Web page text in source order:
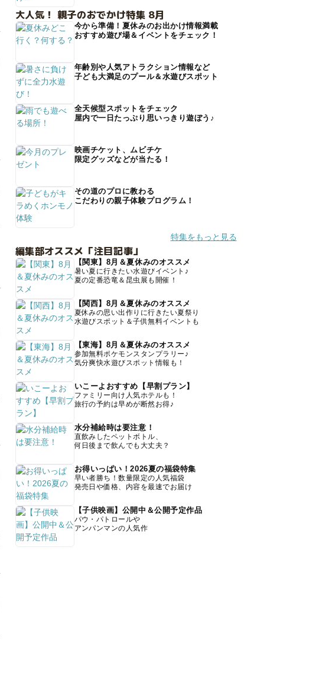
大人気！ 親子のおでかけ特集 8月
今から準備！夏休みのお出かけ情報満載
おすすめ遊び場＆イベントをチェック！
年齢別や人気アトラクション情報など
子ども大満足のプール＆水遊びスポット
全天候型スポットをチェック
屋内で一日たっぷり思いっきり遊ぼう♪
映画チケット、ムビチケ
限定グッズなどが当たる！
その道のプロに教わる
こだわりの親子体験プログラム！
特集をもっと見る
編集部オススメ「注目記事」
【関東】8月＆夏休みのオススメ
暑い夏に行きたい水遊びイベント♪
夏の定番恐竜＆昆虫展も開催！
【関西】8月＆夏休みのオススメ
夏休みの思い出作りに行きたい夏祭り
水遊びスポット＆子供無料イベントも
【東海】8月＆夏休みのオススメ
参加無料ポケモンスタンプラリー♪
気分爽快水遊びスポット情報も！
いこーよおすすめ【早割プラン】
ファミリー向け人気ホテルも！
旅行の予約は早めが断然お得♪
水分補給時は要注意！
直飲みしたペットボトル、
何日後まで飲んでも大丈夫？
お得いっぱい！2026夏の福袋特集
早い者勝ち！数量限定の人気福袋
発売日や価格、内容を最速でお届け
【子供映画】公開中＆公開予定作品
パウ・パトロールや
アンパンマンの人気作